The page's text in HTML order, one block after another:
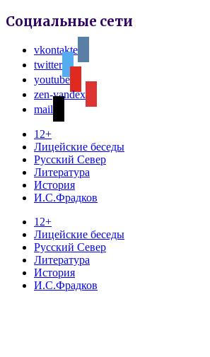
Социальные сети
vkontakte
twitter
youtube
zen-yandex
mail
12+
Лицейские беседы
Русский Север
Литература
История
И.С.Фрадков
12+
Лицейские беседы
Русский Север
Литература
История
И.С.Фрадков